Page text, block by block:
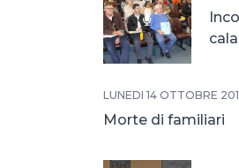
LUNEDÌ 14 OTTOBRE
Morte di familiari